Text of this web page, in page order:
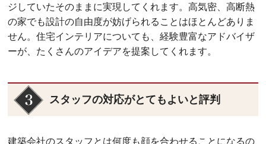
ジしていたそのままに実現してくれます。高気密、高断熱
の家でも設計の自由度が妨げられることはほとんどありま
せん。住宅インテリアについても、経験豊富なアドバイザ
ーが、たくさんのアイデアを提案してくれます。
スタッフの対応がとてもよいと評判
建築会社のスタッフとは何度も顔を合わせることになるの